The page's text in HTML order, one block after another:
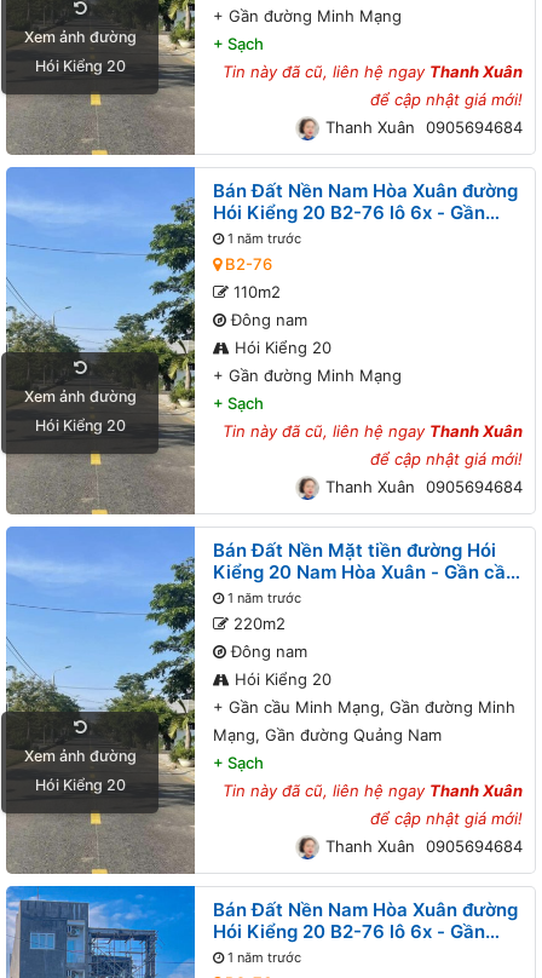
Xem ảnh đường
Hói Kiểng 20
+ Gần đường Minh Mạng
+ Sạch
Tin này đã cũ, liên hệ ngay Thanh Xuân
để cập nhật giá mới!
Thanh Xuân
0905694684
Xem ảnh đường
Hói Kiểng 20
Bán Đất Nền Nam Hòa Xuân đường
Hói Kiểng 20 B2-76 lô 6x - Gần
đường Minh Mạng
1 năm trước
B2-76
110m2
Đông nam
Hói Kiểng 20
+ Gần đường Minh Mạng
+ Sạch
Tin này đã cũ, liên hệ ngay Thanh Xuân
để cập nhật giá mới!
Thanh Xuân
0905694684
Xem ảnh đường
Hói Kiểng 20
Bán Đất Nền Mặt tiền đường Hói
Kiểng 20 Nam Hòa Xuân - Gần cầu
Minh Mạng, Gần đường Minh
Mạng, Gần đường Quảng Nam
1 năm trước
220m2
Đông nam
Hói Kiểng 20
+ Gần cầu Minh Mạng, Gần đường Minh
Mạng, Gần đường Quảng Nam
+ Sạch
Tin này đã cũ, liên hệ ngay Thanh Xuân
để cập nhật giá mới!
Thanh Xuân
0905694684
Bán Đất Nền Nam Hòa Xuân đường
Hói Kiểng 20 B2-76 lô 6x - Gần
đường Minh Mạng
1 năm trước